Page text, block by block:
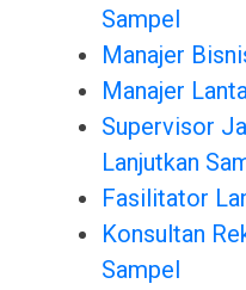
Sampel
Manajer
Manajer
Supervisor
Lanjutkan
Fasilitator
Konsultan
Sampel